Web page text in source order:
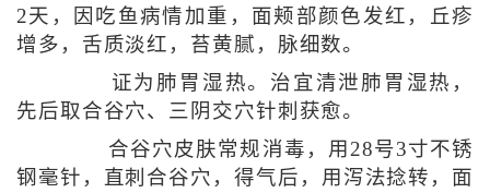
2天，因吃鱼病情加重，面颊部颜色发红，丘疹
增多，舌质淡红，苔黄腻，脉细数。
证为肺胃湿热。治宜清泄肺胃湿热，
先后取合谷穴、三阴交穴针刺获愈。
合谷穴皮肤常规消毒，用28号3寸不锈
钢毫针，直刺合谷穴，得气后，用泻法捻转，面